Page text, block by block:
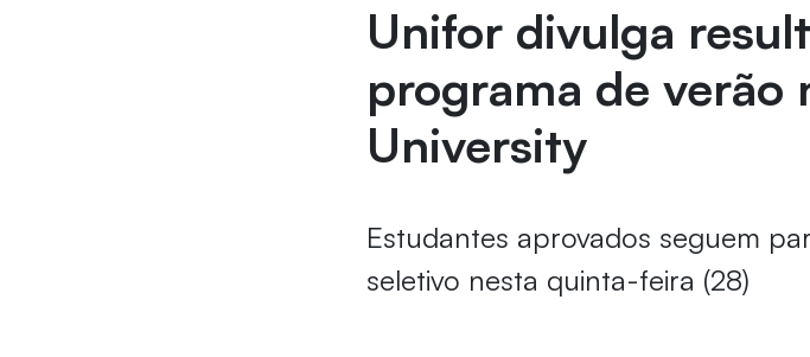
Unifor divulga
programa de verão
University
Estudantes aprovados seguem
seletivo nesta quinta-feira (28)